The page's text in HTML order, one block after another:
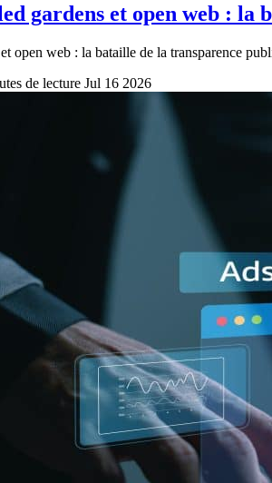
gardens et open web :
open web : la bataille de la transparence
de lecture Jul 16 2026